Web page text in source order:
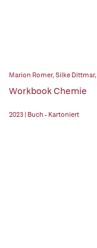
Marion Romer,Silke Dittmar,
Workbook Chemie
2023 | Buch - Kartoniert